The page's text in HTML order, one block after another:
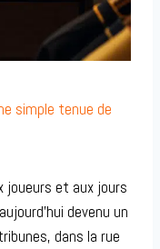
simple tenue de
joueurs et aux jours
devenu un
dans la rue